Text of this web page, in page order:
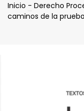
Inicio - Derecho
caminos de la